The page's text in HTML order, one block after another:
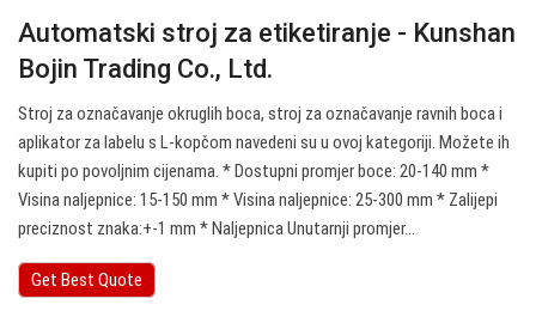
Automatski stroj za etiketiranje - Kunshan
Bojin Trading Co., Ltd.
Stroj za označavanje okruglih boca, stroj za označavanje ravnih boca i
aplikator za labelu s L-kopčom navedeni su u ovoj kategoriji. Možete ih
kupiti po povoljnim cijenama. * Dostupni promjer boce: 20-140 mm *
Visina naljepnice: 15-150 mm * Visina naljepnice: 25-300 mm * Zalijepi
preciznost znaka:+-1 mm * Naljepnica Unutarnji promjer…
Get Best Quote